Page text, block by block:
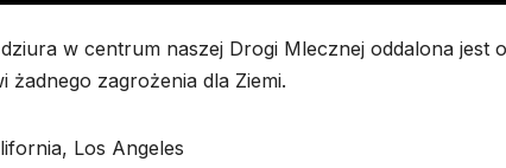
w centrum naszej Drogi Mlecznej oddalona jest
żadnego zagrożenia dla Ziemi.
Los Angeles